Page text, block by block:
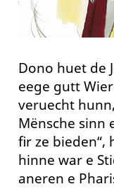
Dono huet de
eege gutt
veruecht
Mënsche sinn
fir ze bieden“,
hinne war e
aneren e